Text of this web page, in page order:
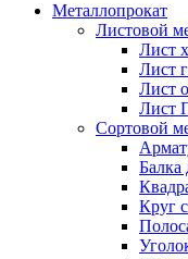
Металлопрокат
Листовой
Лист
Лист
Лист
Лист
Сортовой
Балка
Круг